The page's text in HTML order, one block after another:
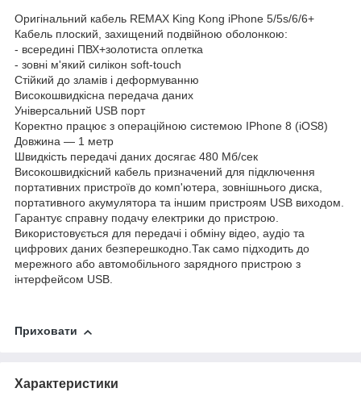
Оригінальний кабель REMAX King Kong iPhone 5/5s/6/6+
Кабель плоский, захищений подвійною оболонкою:
- всередині ПВХ+золотиста оплетка
- зовні м'який силікон soft-touch
Стійкий до зламів і деформуванню
Високошвидкісна передача даних
Універсальний USB порт
Коректно працює з операційною системою IPhone 8 (iOS8)
Довжина ― 1 метр
Швидкість передачі даних досягає 480 Мб/сек
Високошвидкісний кабель призначений для підключення
портативних пристроїв до комп'ютера, зовнішнього диска,
портативного акумулятора та іншим пристроям USB виходом.
Гарантує справну подачу електрики до пристрою.
Використовується для передачі і обміну відео, аудіо та
цифрових даних безперешкодно.Так само підходить до
мережного або автомобільного зарядного пристрою з
інтерфейсом USB.
Приховати
Характеристики